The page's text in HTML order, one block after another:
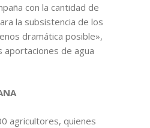
con la cantidad de
la subsistencia de los
dramática posible»,
aportaciones de agua
agricultores, quienes